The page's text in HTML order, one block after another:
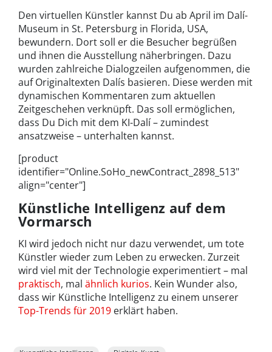
Den virtuellen Künstler kannst Du ab April im Dalí-
Museum in St. Petersburg in Florida, USA,
bewundern. Dort soll er die Besucher begrüßen
und ihnen die Ausstellung näherbringen. Dazu
wurden zahlreiche Dialogzeilen aufgenommen, die
auf Originaltexten Dalís basieren. Diese werden mit
dynamischen Kommentaren zum aktuellen
Zeitgeschehen verknüpft. Das soll ermöglichen,
dass Du Dich mit dem KI-Dalí – zumindest
ansatzweise – unterhalten kannst.
[product
identifier="Online.SoHo_newContract_2898_513"
align="center"]
Künstliche Intelligenz auf dem
Vormarsch
KI wird jedoch nicht nur dazu verwendet, um tote
Künstler wieder zum Leben zu erwecken. Zurzeit
wird viel mit der Technologie experimentiert – mal
praktisch, mal ähnlich kurios. Kein Wunder also,
dass wir Künstliche Intelligenz zu einem unserer
Top-Trends für 2019 erklärt haben.